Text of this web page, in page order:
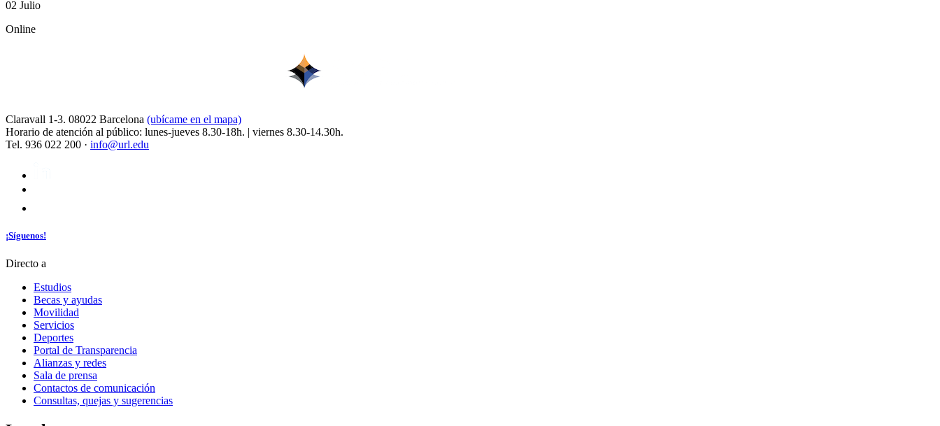
02 Julio
Online
Claravall 1-3. 08022 Barcelona (ubícame en el mapa)
Horario de atención al público: lunes-jueves 8.30-18h. | viernes 8.30-14.30h.
Tel. 936 022 200 · info@url.edu
¡Síguenos!
Directo a
Estudios
Becas y ayudas
Movilidad
Servicios
Deportes
Portal de Transparencia
Alianzas y redes
Sala de prensa
Contactos de comunicación
Consultas, quejas y sugerencias